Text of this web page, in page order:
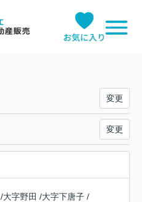
お気に入り
変更
変更
/大字野田 /大字下唐子 /